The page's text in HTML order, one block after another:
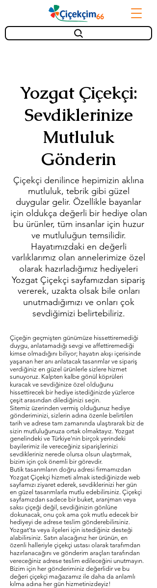
Yozgat Çiçekçi:
Sevdiklerinize
Mutluluk
Gönderin
Çiçekçi denilince hepimizin aklına
mutluluk, tebrik gibi güzel
duygular gelir. Özellikle bayanlar
için oldukça değerli bir hediye olan
bu ürünler, tüm insanlar için huzur
ve mutluluğun temsilidir.
Hayatımızdaki en değerli
varlıklarımız olan annelerimize özel
olarak hazırladığımız hediyeleri
Yozgat Çiçekçi sayfamızdan sipariş
vererek, uzakta olsak bile onları
unutmadığımızı ve onları çok
sevdiğimizi belirtebiliriz.
Çiçeğin geçmişten günümüze hissettiremediği
duygu, anlatamadığı sevgi ve affettiremediği
kimse olmadığını biliyor; hayatın akışı içerisinde
yaşanan her anı anlatacak tasarımlar ve sipariş
verdiğiniz en güzel ürünlerle sizlere hizmet
sunuyoruz. Kalpten kalbe gönül köprüleri
kuracak ve sevdiğinize özel olduğunu
hissettirecek bir hediye istediğinizde yüzlerce
çeşit arasından dilediğinizi seçin.
Sitemiz üzerinden vermiş olduğunuz hediye
gönderiminizi, sizlerin adına özenle belirtilen
tarih ve adrese tam zamanında ulaştırarak biz de
sizin mutluluğunuza ortak olmaktayız. Yozgat
genelindeki ve Türkiye'nin birçok yerindeki
bayilerimiz ile vereceğiniz siparişlerinizi
sevdikleriniz nerede olursa olsun ulaştırmak,
bizim için çok önemli bir görevdir.
Butik tasarımların doğru adresi firmamızdan
Yozgat Çiçekçi hizmeti almak istediğinizde web
sayfamızı ziyaret ederek, sevdiklerinizi her gün
en güzel tasarımlarla mutlu edebilirsiniz. Çiçekçi
sayfamızdan sadece bir buket, aranjman veya
saksı çiçeği değil, sevdiğinizin gönlüne
dokunacak, onu çok ama çok mutlu edecek bir
hediyeyi de adrese teslim gönderebilirsiniz.
Yozgat'ta veya ilçeleri için istediğiniz desteği
alabilirsiniz. Satın alacağınız her ürünün, en
özenli halleriyle çiçekçi ustası olarak tarafımdan
hazırlanacağını ve gönderim araçları tarafından
vereceğiniz adrese teslim edileceğini unutmayın.
Bizim için her gönderiminiz değerlidir ve bu
değeri çiçekçi mağazamız ile daha da anlamlı
kılma adına her gün hizmetinizdeyiz!